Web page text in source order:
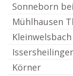
Sonneborn
Mühlhausen
Kleinwelsbach
Körner